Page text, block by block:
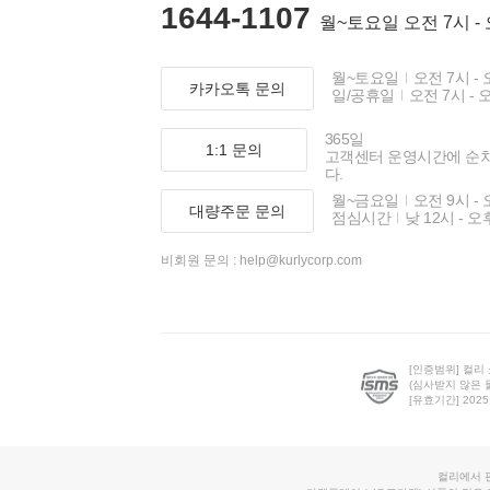
1644-1107 월~토요일 오전 7시 -
카카오톡 문의
월~토요일
오전 7시 -
일/공휴일
오전 7시 -
1:1 문의
365일
고객센터 운영시간에 순
다.
대량주문 문의
월~금요일
오전 9시 -
점심시간
낮 12시 - 오
비회원 문의 : help@kurlycorp.com
[인증범위] 컬리
(심사받지 않은
[유효기간]
컬리에서